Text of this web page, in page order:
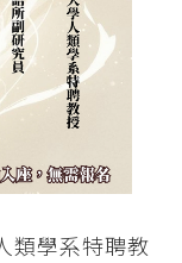
類學系特聘教